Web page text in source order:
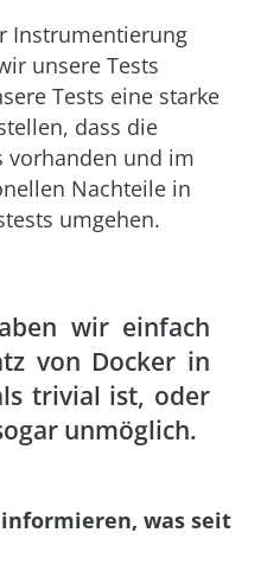
Instrumentierung
unsere Tests
Tests eine starke
dass die
vorhanden und im
Nachteile in
umgehen.
wir einfach
von Docker in
trivial ist, oder
unmöglich.
was seit